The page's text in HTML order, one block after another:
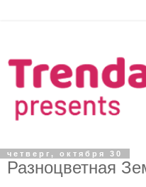
четверг, октября 30
Разноцветная